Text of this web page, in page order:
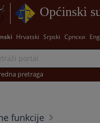
Općinski
Hrvatski Srpski Српски
pretraga
funkcije